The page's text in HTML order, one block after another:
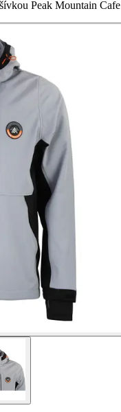
Peak Mountain Cafe